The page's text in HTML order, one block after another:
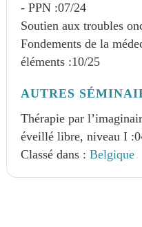
- PPN :07/24
Soutien aux troubles
Fondements de la
éléments :10/25
AUTRES
Thérapie par
éveillé libre, niveau I :
Classé dans : Belgique